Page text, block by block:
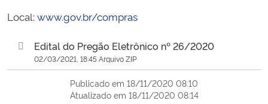
Local: www.gov.br/compras
Edital do Pregão Eletrônico nº 26/2020
02/03/2021, 18:45 Arquivo ZIP
Publicado em 18/11/2020 08:10
Atualizado em 18/11/2020 08:14